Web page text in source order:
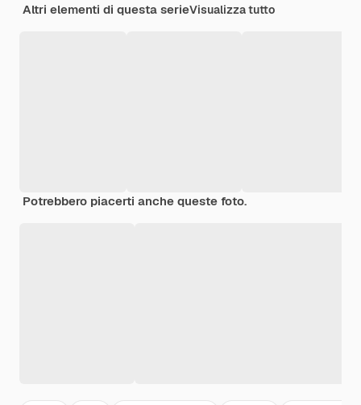
Altri elementi di questa serieVisualizza tutto
Potrebbero piacerti anche queste foto.